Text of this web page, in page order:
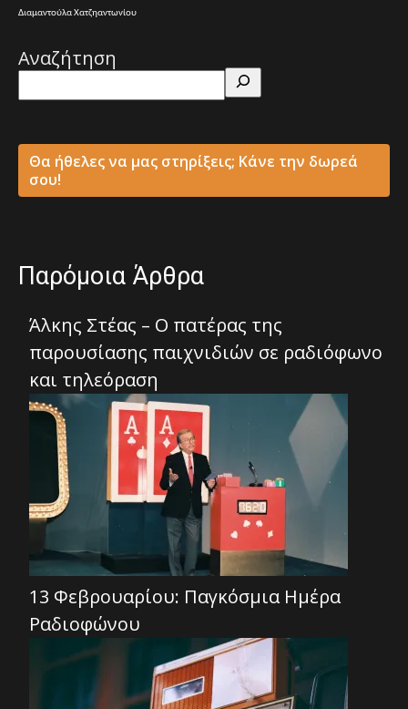
Διαμαντούλα Χατζηαντωνίου
Αναζήτηση
Θα ήθελες να μας στηρίξεις; Κάνε την δωρεά
σου!
Παρόμοια Άρθρα
Άλκης Στέας – Ο πατέρας της
παρουσίασης παιχνιδιών σε ραδιόφωνο
και τηλεόραση
13 Φεβρουαρίου: Παγκόσμια Ημέρα
Ραδιοφώνου